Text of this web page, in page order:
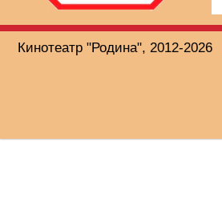
Кинотеатр "Родина", 2012-2026